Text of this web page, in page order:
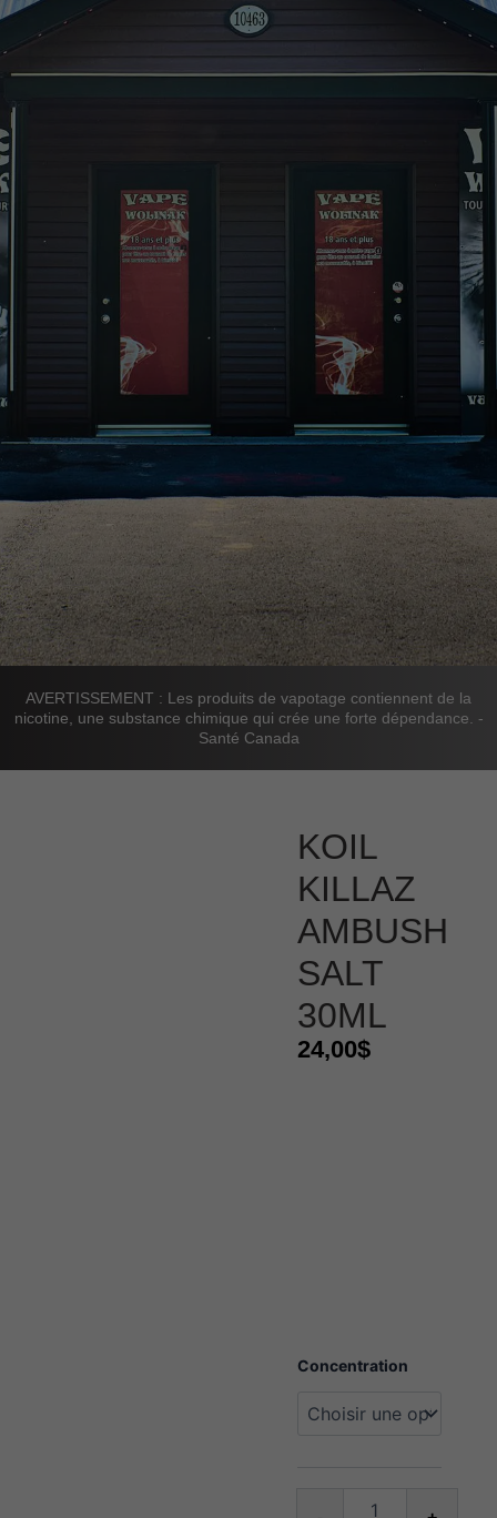
AVERTISSEMENT : Les produits de vapotage contiennent de la
nicotine, une substance chimique qui crée une forte dépendance. -
Santé Canada
KOIL
KILLAZ
AMBUSH
SALT
30ML
24,00$
Concentration
quantité
Koil
Killaz